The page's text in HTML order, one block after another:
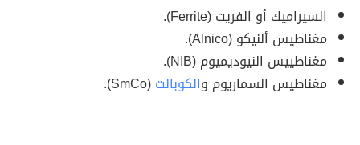
السيراميك أو الفريت (Ferrite).
مغناطيس ألنيكو (Alnico).
مغناطييس النيوديميوم (NIB).
مغناطيس السماريوم والكوبالت(SmCo).